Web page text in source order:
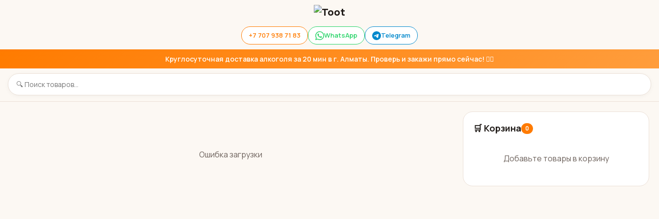
+7 707 938 71 83 WhatsApp Telegram
Круглосуточная доставка алкоголя за 20 мин в г. Алматы. Проверь и закажи прямо сейчас! 👇🏼
Ошибка загрузки
🛒 Корзина 0
Добавьте товары в корзину